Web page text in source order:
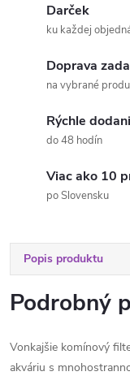
Darček
ku každej
Doprava
na vybrané
Rýchle
do 48 hodín
Viac ako 10
po Slovensku
Popis produktu
Podrobný
Vonkajšie komínový
akváriu s